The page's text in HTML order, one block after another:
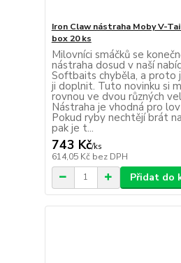
Iron Claw nástraha Moby V-
box 20 ks
Milovníci smáčků se
nástraha dosud v naší
Softbaits chyběla, a proto
ji doplnit. Tuto novinku si
rovnou ve dvou různých
Nástraha je vhodná pro
Pokud ryby nechtějí brát
pak je t...
743 Kč/ks
614,05 Kč bez DPH
Přidat do